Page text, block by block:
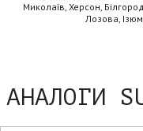
Миколаїв, Херсон,
Лозова, Ізюм,
АНАЛОГИ